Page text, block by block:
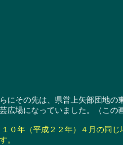
にその先は、県営上矢部団地の
広場になっていました。（この
０年（平成２２年）４月の同じ
。